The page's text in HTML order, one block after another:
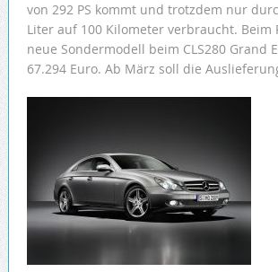
von 292 PS kommt und trotzdem nur
Liter auf 100 Kilometer verbraucht. Beim
neue Sondermodell beim CLS280 Grand
67.294 Euro. Ab März soll die